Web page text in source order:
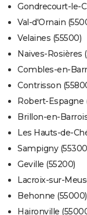
Gondrecourt-le-
Val-d'Ornain
Velaines (55500)
Naives-Rosières
Combles-en-
Contrisson
Robert-Espagne
Brillon-en-
Les Hauts-de-
Sampigny
Geville (55200)
Lacroix-sur-
Behonne (55000)
Haironville